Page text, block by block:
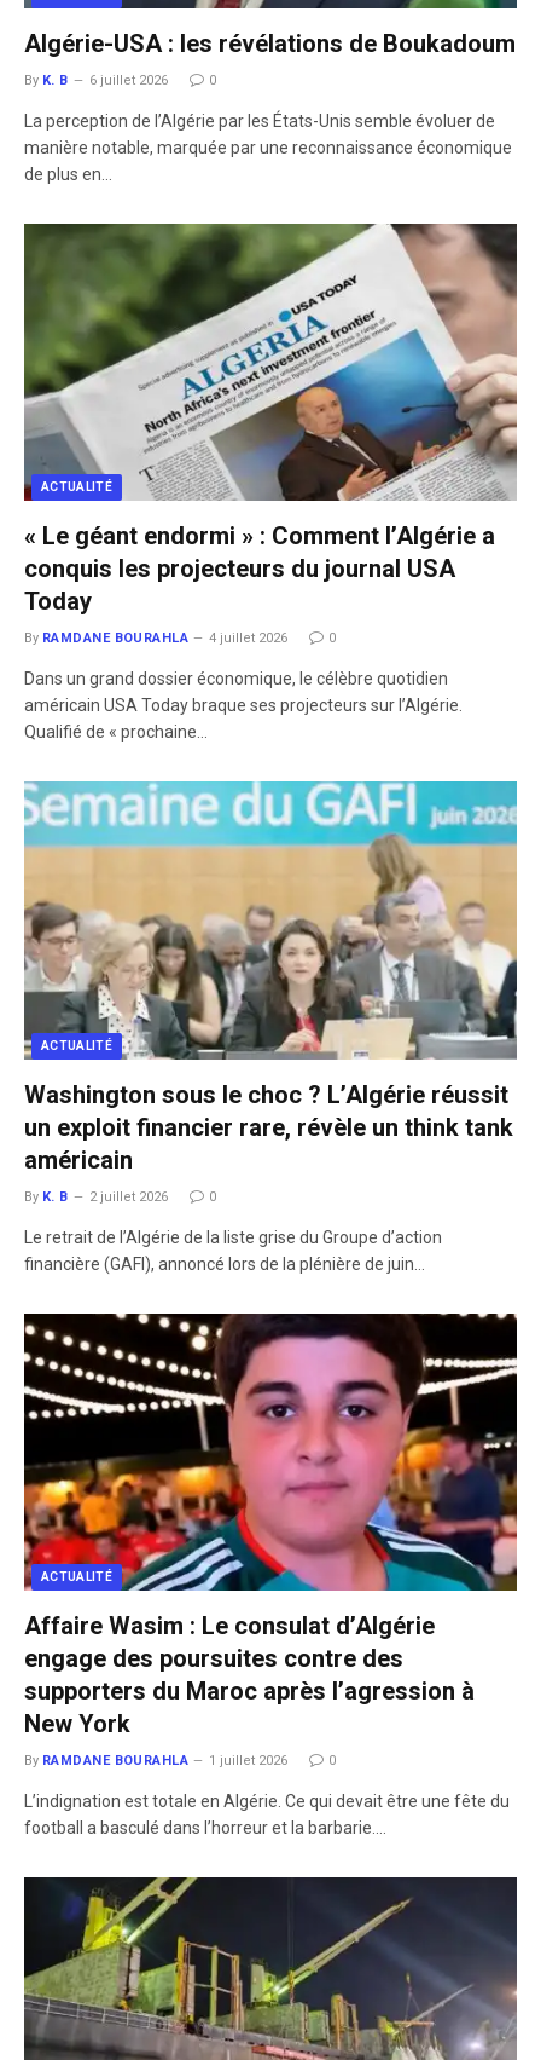
Algérie-USA : les révélations de Boukadoum
By K. B 6 juillet 2026 0
La perception de l’Algérie par les États-Unis semble évoluer de
manière notable, marquée par une reconnaissance économique
de plus en…
ACTUALITÉ
​« Le géant endormi » : Comment l’Algérie a
conquis les projecteurs du journal USA
Today
By RAMDANE BOURAHLA 4 juillet 2026 0
Dans un grand dossier économique, le célèbre quotidien
américain USA Today braque ses projecteurs sur l’Algérie.
Qualifié de « prochaine…
ACTUALITÉ
Washington sous le choc ? L’Algérie réussit
un exploit financier rare, révèle un think tank
américain
By K. B 2 juillet 2026 0
Le retrait de l’Algérie de la liste grise du Groupe d’action
financière (GAFI), annoncé lors de la plénière de juin…
ACTUALITÉ
Affaire Wasim : Le consulat d’Algérie
engage des poursuites contre des
supporters du Maroc après l’agression à
New York
By RAMDANE BOURAHLA 1 juillet 2026 0
L’indignation est totale en Algérie. Ce qui devait être une fête du
football a basculé dans l’horreur et la barbarie.…